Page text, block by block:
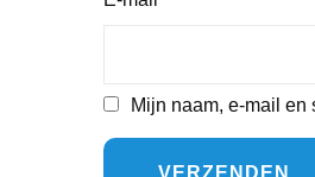
Mijn naam, e-mail